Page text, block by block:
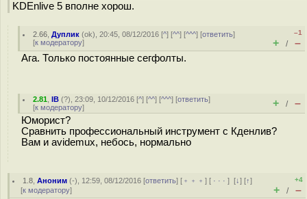
KDEnlive 5 вполне хорош.
2.66 ,Дуплик (ok), 20:45, 08/12/2016 [^] [^^] [^^^] [ответить]
[к модератору]
–1
+ / –
Ага. Только постоянные сегфолты.
2.81 ,IB (?), 23:09, 10/12/2016 [^] [^^] [^^^] [ответить]
[к модератору] + / –
Юморист?
Сравнить профессиональный инструмент с Кденлив?
Вам и avidemux, небось, нормально
1.8 ,Аноним (-), 12:59, 08/12/2016 [ответить] [ ﹢﹢﹢] [ · · ·][↓] [↑]
[к модератору]
+4
+ / –